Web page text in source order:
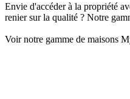
Envie d'accéder à la propriété
renier sur la qualité ? Notre
Voir notre gamme de maisons